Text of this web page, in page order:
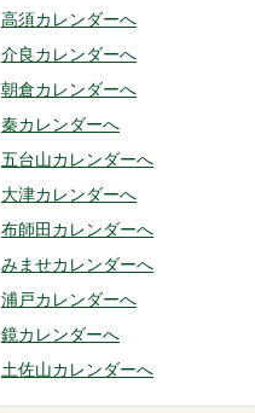
高須カレンダーへ
介良カレンダーへ
朝倉カレンダーへ
秦カレンダーへ
五台山カレンダーへ
大津カレンダーへ
布師田カレンダーへ
みませカレンダーへ
浦戸カレンダーへ
鏡カレンダーへ
土佐山カレンダーへ